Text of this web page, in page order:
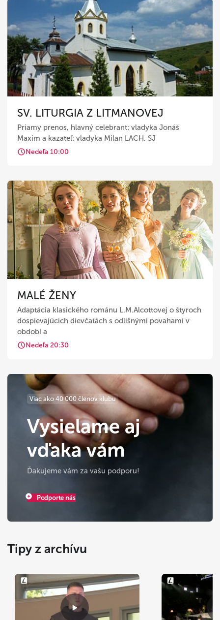
SV. LITURGIA Z LITMANOVEJ
Priamy prenos, hlavný celebrant: vladyka Jonáš
Maxim a kazateľ: vladyka Milan LACH, SJ
Nedeľa 10:00
MALÉ ŽENY
Adaptácia klasického románu L.M.Alcottovej o štyroch
dospievajúcich dievčatách s odlišnými povahami v
období a
Nedeľa 20:30
Viac ako 40 000 členov klubu
Vysielame aj
vďaka vám
Ďakujeme vám za vašu podporu!
Podporte nás
Tipy z archívu